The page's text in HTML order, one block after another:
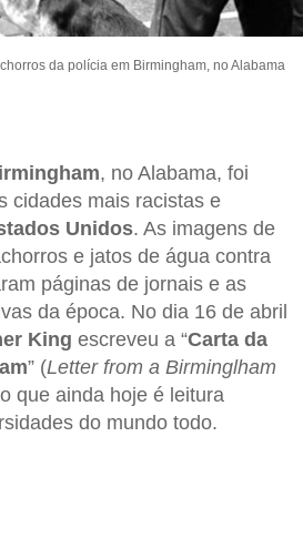
da polícia em Birmingham, no Alabama
, no Alabama, foi
cidades mais racistas e
Unidos. As imagens de
e jatos de água contra
páginas de jornais e as
da época. No dia 16 de abril
King escreveu a “Carta da
” (Letter from a Birminglham
que ainda hoje é leitura
do mundo todo.